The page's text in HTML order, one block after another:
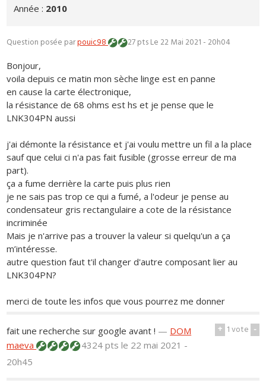
Année : 2010
Question posée parpouic98 27 ptsLe 22 Mai 2021 - 20h04
Bonjour,
voila depuis ce matin mon sèche linge est en panne
en cause la carte électronique,
la résistance de 68 ohms est hs et je pense que le
LNK304PN aussi
j'ai démonte la résistance et j'ai voulu mettre un fil a la place
sauf que celui ci n'a pas fait fusible (grosse erreur de ma
part).
ça a fume derrière la carte puis plus rien
je ne sais pas trop ce qui a fumé, a l'odeur je pense au
condensateur gris rectangulaire a cote de la résistance
incriminée
Mais je n'arrive pas a trouver la valeur si quelqu'un a ça
m’intéresse.
autre question faut t'il changer d'autre composant lier au
LNK304PN?
merci de toute les infos que vous pourrez me donner
+ 1vote -
fait une recherche sur google avant ! — DOM
maeva
4324 ptsle 22 mai 2021 -
20h45